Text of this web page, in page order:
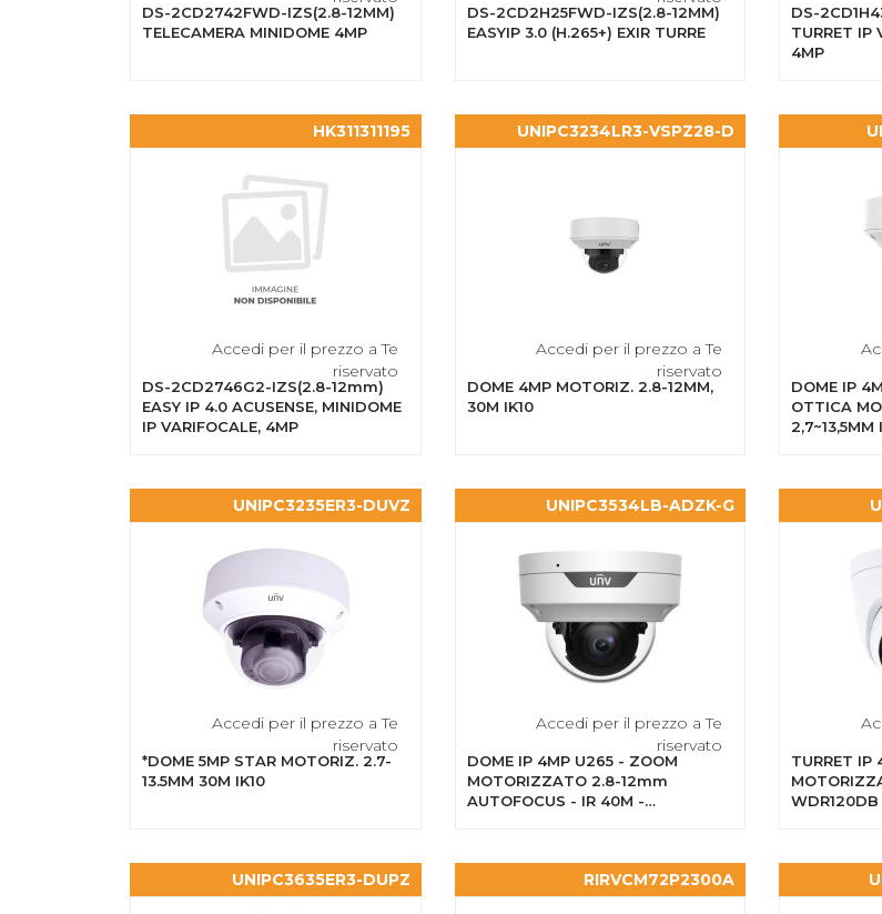
DS-2CD2742FWD-IZS(2.8-12MM)
TELECAMERA MINIDOME 4MP
DS-2CD2H25FWD-IZS(2.8-12MM)
EASYIP 3.0 (H.265+) EXIR TURRE
DS-
TURRET IP
4MP
HK311311195
Accedi per il prezzo a Te
riservato
DS-2CD2746G2-IZS(2.8-12mm)
EASY IP 4.0 ACUSENSE, MINIDOME
IP VARIFOCALE, 4MP
UNIPC3234LR3-VSPZ28-D
Accedi per il prezzo a Te
riservato
DOME 4MP MOTORIZ. 2.8-12MM,
30M IK10
DOME IP
OTTICA
UNIPC3235ER3-DUVZ
Accedi per il prezzo a Te
riservato
*DOME 5MP STAR MOTORIZ. 2.7-
13.5MM 30M IK10
UNIPC3534LB-ADZK-G
Accedi per il prezzo a Te
riservato
DOME IP 4MP U265 - ZOOM
MOTORIZZATO 2.8-12mm
AUTOFOCUS - IR 40M -
TURRET IP
WDR120DB
UNIPC3635ER3-DUPZ RIRVCM72P2300A